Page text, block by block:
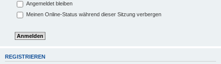
Angemeldet bleiben
Meinen Online-Status während dieser Sitzung verbergen
REGISTRIEREN